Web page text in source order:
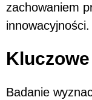
zachowaniem
innowacyjności.
Badanie